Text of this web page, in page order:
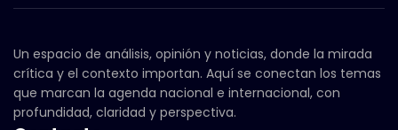
Un espacio de análisis, opinión y noticias, donde la mirada
crítica y el contexto importan. Aquí se conectan los temas
que marcan la agenda nacional e internacional, con
profundidad, claridad y perspectiva.